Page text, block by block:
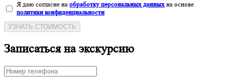
Я даю согласие на обработку персональных данных на основе
политики конфиденциальности
УЗНАТЬ СТОИМОСТЬ
Записаться на экскурсию